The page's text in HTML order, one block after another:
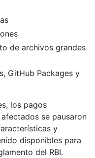
de archivos grandes
GitHub Packages y
los pagos
se pausaron
y
disponibles para
del RBI.